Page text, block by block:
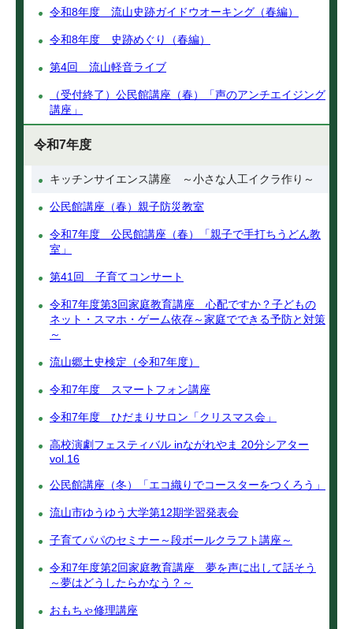
令和8年度 流山史跡ガイドウオーキング（春編）
令和8年度 史跡めぐり（春編）
第4回 流山軽音ライブ
（受付終了）公民館講座（春）「声のアンチエイジング
講座」
令和7年度
キッチンサイエンス講座 ～小さな人工イクラ作り～
公民館講座（春）親子防災教室
令和7年度 公民館講座（春）「親子で手打ちうどん教
室」
第41回 子育てコンサート
令和7年度第3回家庭教育講座 心配ですか？子どもの
ネット・スマホ・ゲーム依存～家庭でできる予防と対策
～
流山郷土史検定（令和7年度）
令和7年度 スマートフォン講座
令和7年度 ひだまりサロン「クリスマス会」
高校演劇フェスティバル inながれやま 20分シアター
vol.16
公民館講座（冬）「エコ織りでコースターをつくろう」
流山市ゆうゆう大学第12期学習発表会
子育てパパのセミナー～段ボールクラフト講座～
令和7年度第2回家庭教育講座 夢を声に出して話そう
～夢はどうしたらかなう？～
おもちゃ修理講座